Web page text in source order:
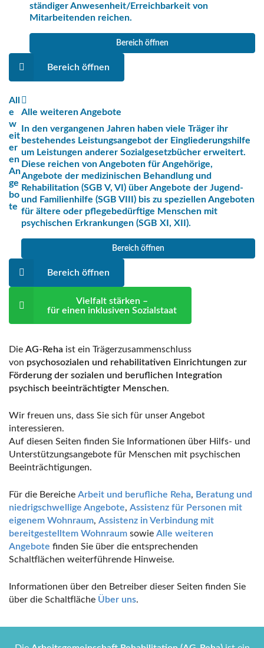
ständiger Anwesenheit/Erreichbarkeit von
Mitarbeitenden reichen.
Bereich öffnen
Bereich öffnen
All
e
w
eit
er
en
An
ge
bo
te
Alle weiteren Angebote
In den vergangenen Jahren haben viele Träger ihr
bestehendes Leistungsangebot der Eingliederungshilfe
um Leistungen anderer Sozialgesetzbücher erweitert.
Diese reichen von Angeboten für Angehörige,
Angebote der medizinischen Behandlung und
Rehabilitation (SGB V, VI) über Angebote der Jugend-
und Familienhilfe (SGB VIII) bis zu speziellen Angeboten
für ältere oder pflegebedürftige Menschen mit
psychischen Erkrankungen (SGB XI, XII).
Bereich öffnen
Bereich öffnen
Vielfalt stärken –
für einen inklusiven Sozialstaat
Die AG-Reha ist ein Trägerzusammenschluss
von psychosozialen und rehabilitativen Einrichtungen zur
Förderung der sozialen und beruflichen Integration
psychisch beeinträchtigter Menschen.
Wir freuen uns, dass Sie sich für unser Angebot
interessieren.
Auf diesen Seiten finden Sie Informationen über Hilfs- und
Unterstützungsangebote für Menschen mit psychischen
Beeinträchtigungen.
Für die Bereiche Arbeit und berufliche Reha, Beratung und
niedrigschwellige Angebote, Assistenz für Personen mit
eigenem Wohnraum, Assistenz in Verbindung mit
bereitgestelltem Wohnraum sowie Alle weiteren
Angebote finden Sie über die entsprechenden
Schaltflächen weiterführende Hinweise.
Informationen über den Betreiber dieser Seiten finden Sie
über die Schaltfläche Über uns.